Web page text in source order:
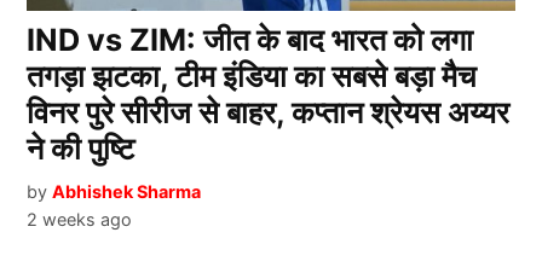
IND vs ZIM: जीत के बाद भारत को लगा
तगड़ा झटका, टीम इंडिया का सबसे बड़ा मैच
विनर पुरे सीरीज से बाहर, कप्तान श्रेयस अय्यर
ने की पुष्टि
by Abhishek Sharma
2 weeks ago